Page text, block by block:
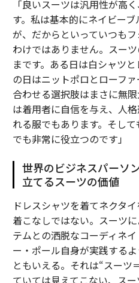
「良いスーツは汎用性が高
す。私は基本的にネイビー
が、だからといっていつも
わけではありません。スー
まです。ある日は白シャツ
の日はニットポロとローフ
合わせる選択肢はまさに無
は着用者に自信を与え、人
れる服でもあります。そし
でも非常に役立つのです」
世界のビジネスパーソ
立てるスーツの価値
ドレスシャツを着てネクタ
着こなしではない。スーツ
テムとの洒脱なコーディネ
ー・ポール自身が実践する
ともいえる。それは“スーツ
ていては見えてこない、ス